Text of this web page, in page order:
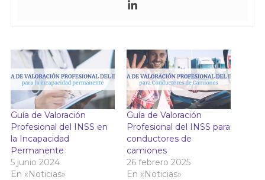
Guía de Valoración
Profesional del INSS en
la Incapacidad
Permanente
5 junio 2024
En «Noticias»
Guía de Valoración
Profesional del INSS para
conductores de
camiones
26 febrero 2025
En «Noticias»